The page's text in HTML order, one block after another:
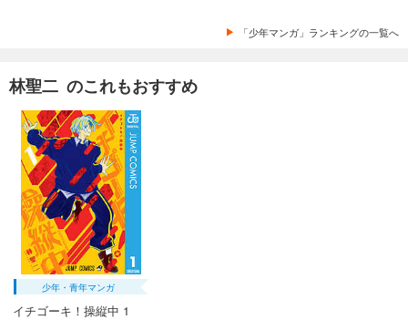
「少年マンガ」ランキングの一覧へ
林聖二 のこれもおすすめ
少年・青年マンガ
イチゴーキ！操縦中 1